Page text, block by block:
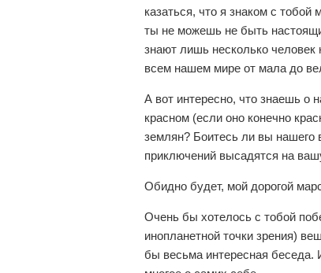
казаться, что я знаком с
ты не можешь не быть
знают лишь несколько
всем нашем мире от мала до
А вот интересно, что знаешь о
красном (если оно конечно
землян? Боитесь ли вы нашего
приключений высадятся на
Обидно будет, мой дорогой
Очень бы хотелось с тобой
инопланетной точки зрения)
бы весьма интересная беседа.